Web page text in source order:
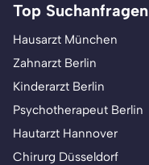
Top Suchanfragen
Hausarzt München
Zahnarzt Berlin
Kinderarzt Berlin
Psychotherapeut Berlin
Hautarzt Hannover
Chirurg Düsseldorf